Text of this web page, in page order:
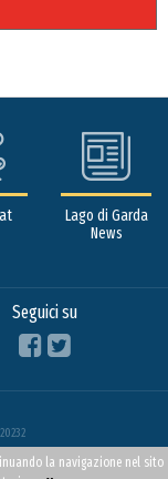
Lago di Garda
News
Seguici su
la navigazione nel sito